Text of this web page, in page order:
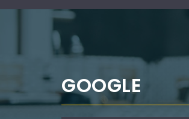
GOOGLE